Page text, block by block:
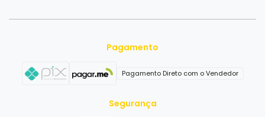
ESTILOSINHOS MODA KIDS